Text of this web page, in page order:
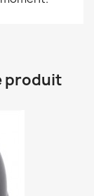
produit